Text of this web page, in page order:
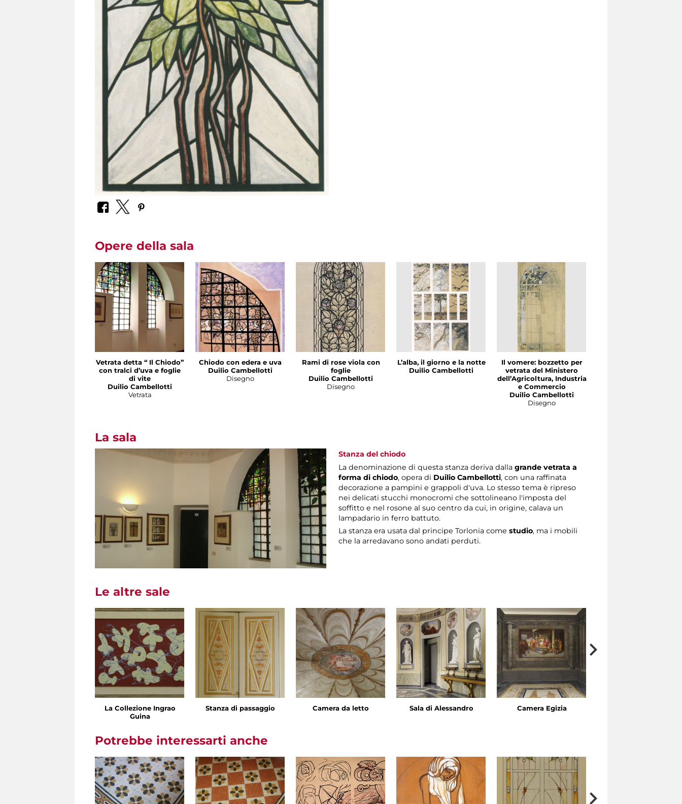
Opere della sala
Vetrata detta “ Il Chiodo”
con tralci d’uva e foglie
di vite
Duilio Cambellotti
Vetrata
Chiodo con edera e uva
Duilio Cambellotti
Disegno
Rami di rose viola con
foglie
Duilio Cambellotti
Disegno
L’alba, il giorno e la notte
Duilio Cambellotti
Il vomere: bozzetto per
vetrata del Ministero
dell’Agricoltura, Industria
e Commercio
Duilio Cambellotti
Disegno
La sala
Stanza del chiodo
La denominazione di questa stanza deriva dallagrande vetrata a
forma di chiodo, opera di Duilio Cambellotti, con una raffinata
decorazione a pampini e grappoli d'uva. Lo stesso tema è ripreso
nei delicati stucchi monocromi che sottolineano l'imposta del
soffitto e nel rosone al suo centro da cui, in origine, calava un
lampadario in ferro battuto.
La stanza era usata dal principe Torlonia come studio, ma i mobili
che la arredavano sono andati perduti.
Le altre sale
La Collezione Ingrao
Guina
Stanza di passaggio Camera da letto Sala di Alessandro Camera Egizia
Potrebbe interessarti anche